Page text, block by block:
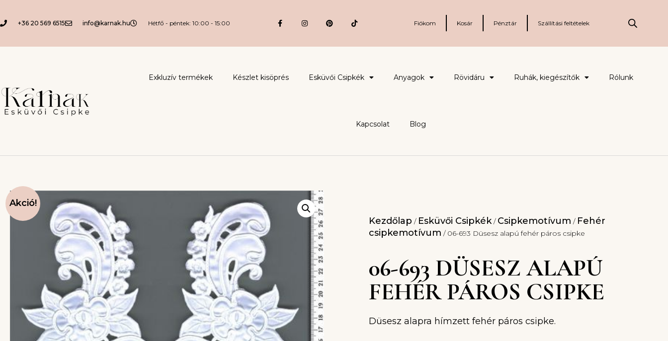
+36 20 569 6515 info@karnak.hu Hétfő - péntek: 10:00 - 15:00 Fiókom Kosár Pénztár Szállítási feltételek
Exkluzív termékek Készlet kisöprés Esküvői Csipkék Anyagok Rövidáru Ruhák, kiegészítők Rólunk
Kapcsolat Blog
Akció!
Kezdőlap / Esküvői Csipkék/ Csipkemotívum / Fehér
csipkemotívum / 06-693 Düsesz alapú fehér páros csipke
06-693 DÜSESZ ALAPÚ
FEHÉR PÁROS CSIPKE
Düsesz alapra hímzett fehér páros csipke.